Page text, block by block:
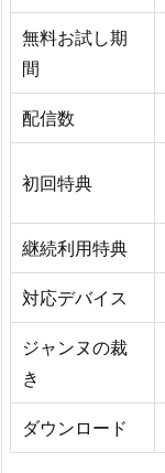
無料お試し期
間
配信数
初回特典
継続利用特典
対応デバイス
ジャンヌの裁
き
ダウンロード